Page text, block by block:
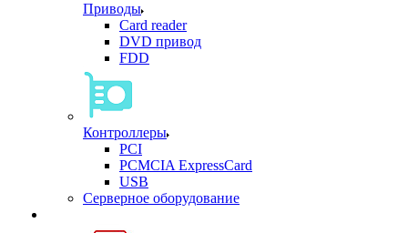
Приводы
Card reader
DVD привод
FDD
Контроллеры
PCI
PCMCIA ExpressCard
USB
Cерверное оборудование